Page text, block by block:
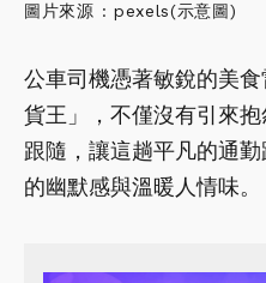
圖片來源 : pexels(示意圖)
公車司機憑著敏銳的美
貨王」，不僅沒有引來
跟隨，讓這趟平凡的通
的幽默感與溫暖人情味。